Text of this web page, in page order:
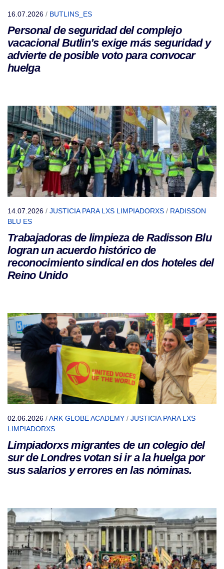
16.07.2026 / BUTLINS_ES
Personal de seguridad del complejo
vacacional Butlin’s exige más seguridad y
advierte de posible voto para convocar
huelga
14.07.2026 / JUSTICIA PARA LXS LIMPIADORXS / RADISSON
BLU ES
Trabajadoras de limpieza de Radisson Blu
logran un acuerdo histórico de
reconocimiento sindical en dos hoteles del
Reino Unido
02.06.2026 /ARK GLOBE ACADEMY / JUSTICIA PARA LXS
LIMPIADORXS
Limpiadorxs migrantes de un colegio del
sur de Londres votan si ir a la huelga por
sus salarios y errores en las nóminas.